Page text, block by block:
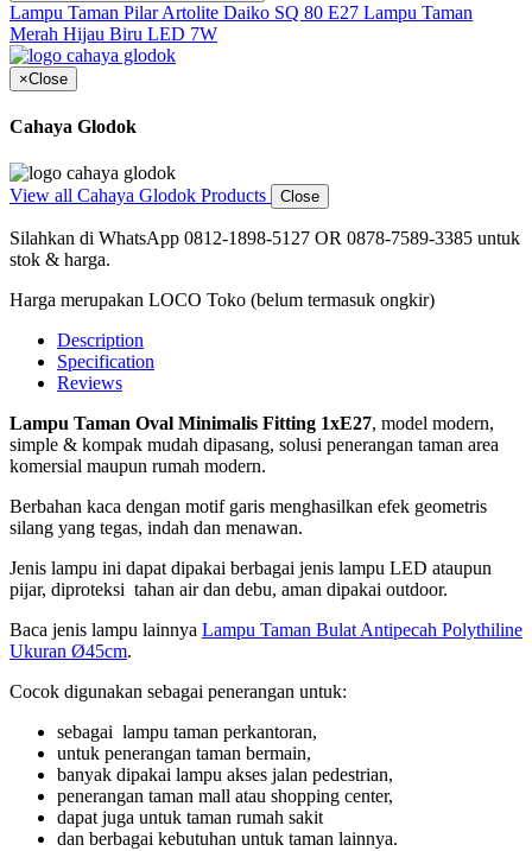
Lampu Taman Pilar Artolite Daiko SQ 80 E27 Lampu Taman
Merah Hijau Biru LED 7W
×Close
Cahaya Glodok
View all Cahaya Glodok Products Close
Silahkan di WhatsApp 0812-1898-5127 OR 0878-7589-3385 untuk
stok & harga.
Harga merupakan LOCO Toko (belum termasuk ongkir)
Description
Specification
Reviews
Lampu Taman Oval Minimalis Fitting 1xE27, model modern,
simple & kompak mudah dipasang, solusi penerangan taman area
komersial maupun rumah modern.
Berbahan kaca dengan motif garis menghasilkan efek geometris
silang yang tegas, indah dan menawan.
Jenis lampu ini dapat dipakai berbagai jenis lampu LED ataupun
pijar, diproteksi tahan air dan debu, aman dipakai outdoor.
Baca jenis lampu lainnya Lampu Taman Bulat Antipecah Polythiline
Ukuran Ø45cm.
Cocok digunakan sebagai penerangan untuk:
sebagai lampu taman perkantoran,
untuk penerangan taman bermain,
banyak dipakai lampu akses jalan pedestrian,
penerangan taman mall atau shopping center,
dapat juga untuk taman rumah sakit
dan berbagai kebutuhan untuk taman lainnya.